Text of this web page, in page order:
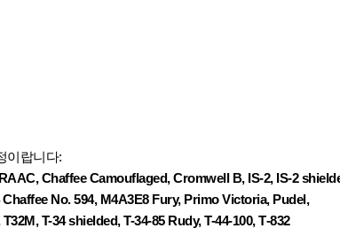
이랍니다:
Chaffee Camouflaged, Cromwell B, IS-2, IS-2
No. 594, M4A3E8 Fury, Primo Victoria, Pudel,
T-34 shielded, T-34-85 Rudy, T-44-100, Т-832